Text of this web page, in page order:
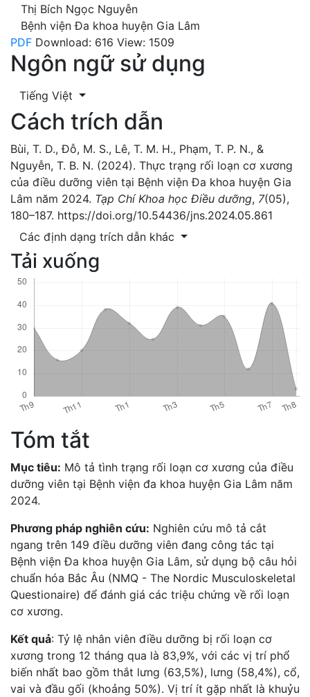
Thị Bích Ngọc Nguyễn
Bệnh viện Đa khoa huyện Gia Lâm
PDF Download: 616 View: 1509
Ngôn ngữ sử dụng
Tiếng Việt
Cách trích dẫn
Bùi, T. D., Đỗ, M. S., Lê, T. M. H., Phạm, T. P. N., &
Nguyễn, T. B. N. (2024). Thực trạng rối loạn cơ xương
của điều dưỡng viên tại Bệnh viện Đa khoa huyện Gia
Lâm năm 2024. Tạp Chí Khoa học Điều dưỡng, 7(05),
180–187. https://doi.org/10.54436/jns.2024.05.861
Các định dạng trích dẫn khác
Tải xuống
Tóm tắt
Mục tiêu: Mô tả tình trạng rối loạn cơ xương của điều
dưỡng viên tại Bệnh viện đa khoa huyện Gia Lâm năm
2024.
Phương pháp nghiên cứu: Nghiên cứu mô tả cắt
ngang trên 149 điều dưỡng viên đang công tác tại
Bệnh viện Đa khoa huyện Gia Lâm, sử dụng bộ câu hỏi
chuẩn hóa Bắc Âu (NMQ - The Nordic Musculoskeletal
Questionaire) để đánh giá các triệu chứng về rối loạn
cơ xương.
Kết quả: Tỷ lệ nhân viên điều dưỡng bị rối loạn cơ
xương trong 12 tháng qua là 83,9%, với các vị trí phổ
biến nhất bao gồm thắt lưng (63,5%), lưng (58,4%), cổ,
vai và đầu gối (khoảng 50%). Vị trí ít gặp nhất là khuỷu